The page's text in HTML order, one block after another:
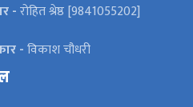
-रोहित श्रेष्ठ [9841055202]
-विकाश चौधरी